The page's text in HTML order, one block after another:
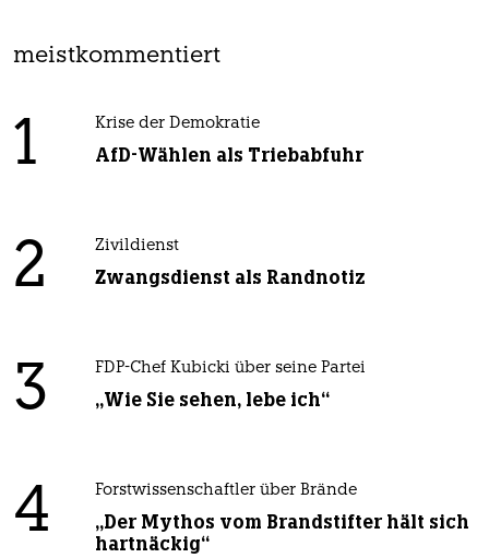
meistkommentiert
1 Krise der Demokratie
AfD-Wählen als Triebabfuhr
2 Zivildienst
Zwangsdienst als Randnotiz
3 FDP-Chef Kubicki über seine Partei
„Wie Sie sehen, lebe ich“
4 Forstwissenschaftler über Brände
„Der Mythos vom Brandstifter hält sich
hartnäckig“